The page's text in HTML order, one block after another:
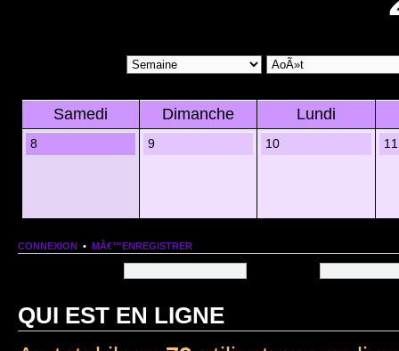
Samedi Dimanche Lundi
8 9 10 11
CONNEXION • MÂ€™ENREGISTRER
QUI EST EN LIGNE